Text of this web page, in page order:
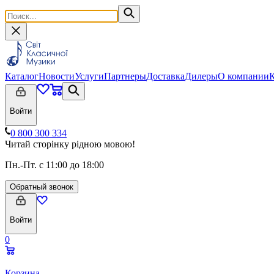
КаталогНовостиУслугиПартнерыДоставкаДилерыО компании
Войти
0 800 300 334
Читай сторінку рідною мовою!
Пн.-Пт. с 11:00 до 18:00
Обратный звонок
Войти
0